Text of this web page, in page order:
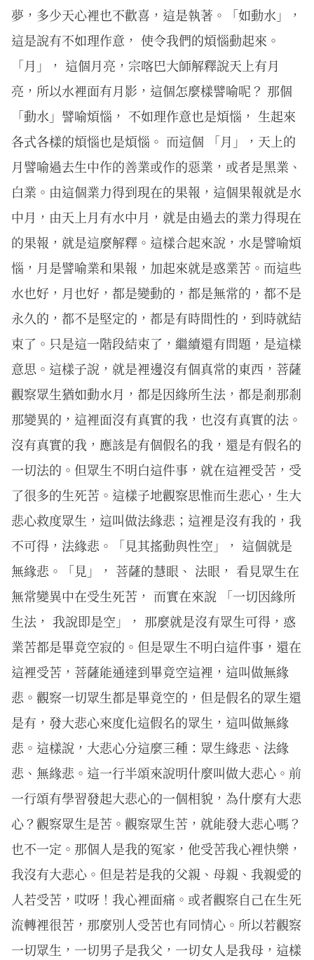
夢，多少天心裡也不歡喜，這是執著。「如動水」，
這是說有不如理作意， 使令我們的煩惱動起來。
「月」， 這個月亮，宗喀巴大師解釋說天上有月
亮，所以水裡面有月影，這個怎麼樣譬喻呢？ 那個
「動水」譬喻煩惱， 不如理作意也是煩惱， 生起來
各式各樣的煩惱也是煩惱。 而這個 「月」，天上的
月譬喻過去生中作的善業或作的惡業，或者是黑業、
白業。由這個業力得到現在的果報，這個果報就是水
中月，由天上月有水中月，就是由過去的業力得現在
的果報，就是這麼解釋。這樣合起來說，水是譬喻煩
惱，月是譬喻業和果報，加起來就是惑業苦。而這些
水也好，月也好，都是變動的，都是無常的，都不是
永久的，都不是堅定的，都是有時間性的，到時就結
束了。只是這一階段結束了，繼續還有問題，是這樣
意思。這樣子說，就是裡邊沒有個真常的東西，菩薩
觀察眾生猶如動水月，都是因緣所生法，都是剎那剎
那變異的，這裡面沒有真實的我，也沒有真實的法。
沒有真實的我，應該是有個假名的我，還是有假名的
一切法的。但眾生不明白這件事，就在這裡受苦，受
了很多的生死苦。這樣子地觀察思惟而生悲心，生大
悲心救度眾生，這叫做法緣悲；這裡是沒有我的，我
不可得，法緣悲。「見其搖動與性空」， 這個就是
無緣悲。「見」， 菩薩的慧眼、 法眼， 看見眾生在
無常變異中在受生死苦， 而實在來說 「一切因緣所
生法， 我說即是空」， 那麼就是沒有眾生可得，惑
業苦都是畢竟空寂的。但是眾生不明白這件事，還在
這裡受苦，菩薩能通達到畢竟空這裡，這叫做無緣
悲。觀察一切眾生都是畢竟空的，但是假名的眾生還
是有，發大悲心來度化這假名的眾生，這叫做無緣
悲。這樣說，大悲心分這麼三種：眾生緣悲、法緣
悲、無緣悲。這一行半頌來說明什麼叫做大悲心。前
一行頌有學習發起大悲心的一個相貌，為什麼有大悲
心？觀察眾生是苦。觀察眾生苦，就能發大悲心嗎？
也不一定。那個人是我的冤家，他受苦我心裡快樂，
我沒有大悲心。但是若是我的父親、母親、我親愛的
人若受苦，哎呀！我心裡面痛。或者觀察自己在生死
流轉裡很苦，那麼別人受苦也有同情心。所以若觀察
一切眾生，一切男子是我父，一切女人是我母，這樣